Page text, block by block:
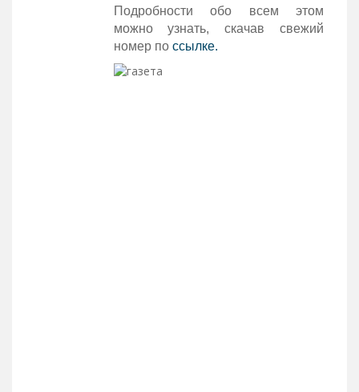
Подробности обо всем этом
можно узнать, скачав свежий
номер по ссылке.